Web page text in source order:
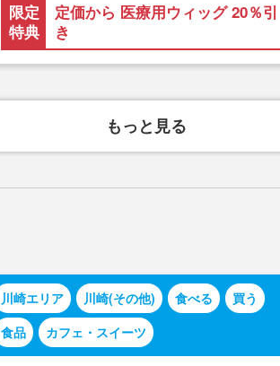
限定
特典
定価から 医療用ウィッグ 20％引
き
もっと見る
川崎エリア 川崎(その他) 食べる
買う
食品
カフェ・スイーツ